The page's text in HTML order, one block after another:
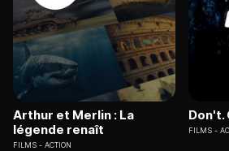
Arthur et Merlin : La
légende renaît
FILMS ACTION
Don't.
FILMS